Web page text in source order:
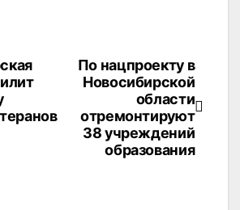
По нацпроекту в
Новосибирской
области
отремонтируют
38 учреждений
образования